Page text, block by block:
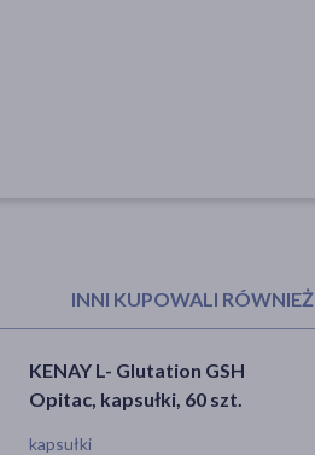
INNI KUPOWALI RÓWNIEŻ
KENAY L- Glutation GSH
Opitac, kapsułki, 60 szt.
kapsułki
Swanson SelenoExcell
Selen, kapsułki, 60 szt.
kapsułki